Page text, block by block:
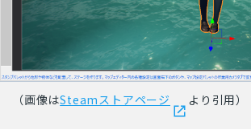
（画像はSteamストアページ より引用）